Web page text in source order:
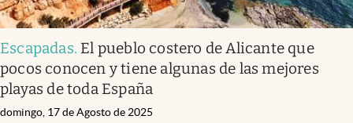
Escapadas. El pueblo costero de Alicante que
pocos conocen y tiene algunas de las mejores
playas de toda España
domingo, 17 de Agosto de 2025